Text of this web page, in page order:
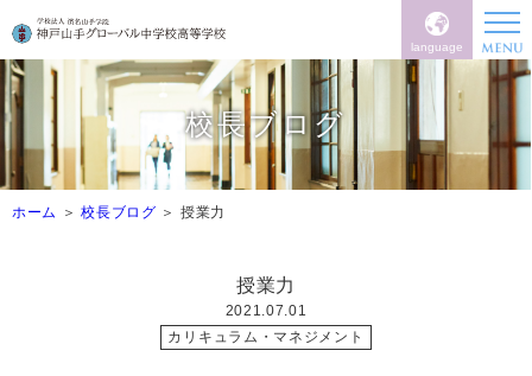
language
校長ブログ
ホーム 校長ブログ 授業力
授業力
2021.07.01
カリキュラム・マネジメント